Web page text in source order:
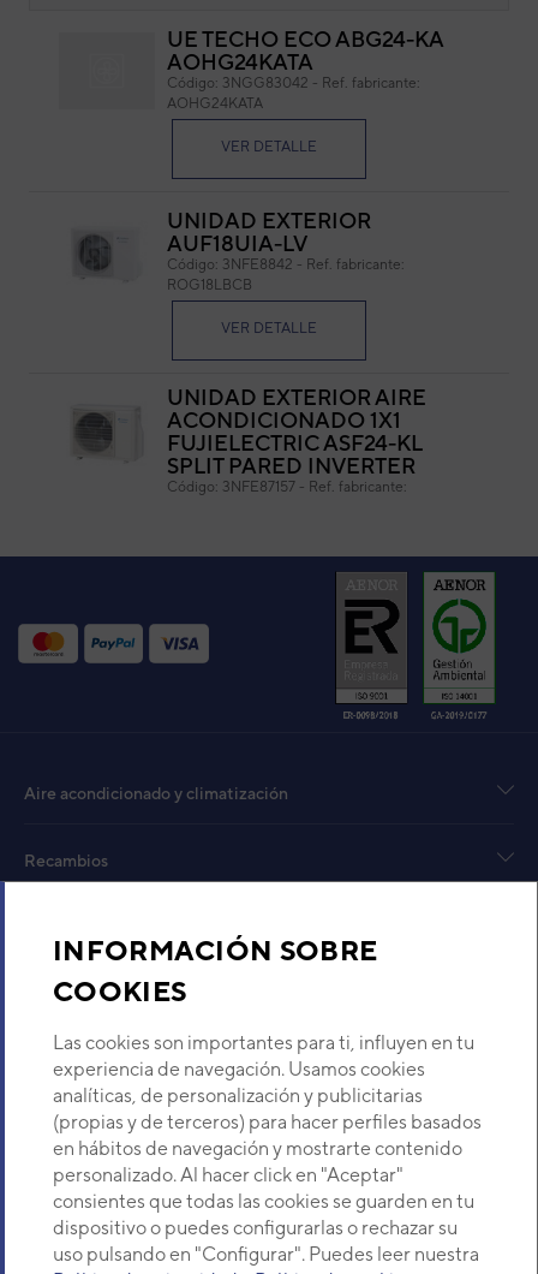
INFORMACIÓN SOBRE
COOKIES
Las cookies son importantes para ti, influyen en tu
experiencia de navegación. Usamos cookies
analíticas, de personalización y publicitarias
(propias y de terceros) para hacer perfiles basados
en hábitos de navegación y mostrarte contenido
personalizado. Al hacer click en "Aceptar"
consientes que todas las cookies se guarden en tu
dispositivo o puedes configurarlas o rechazar su
uso pulsando en "Configurar". Puedes leer nuestra
UE TECHO ECO ABG24-KA
AOHG24KATA
Código: 3NGG83042 - Ref. fabricante:
AOHG24KATA
VER DETALLE
UNIDAD EXTERIOR
AUF18UIA-LV
Código: 3NFE8842 - Ref. fabricante:
ROG18LBCB
VER DETALLE
UNIDAD EXTERIOR AIRE
ACONDICIONADO 1X1
FUJIELECTRIC ASF24-KL
SPLIT PARED INVERTER
Código: 3NFE87157 - Ref. fabricante:
UN. EXTERIOR ASG24UIKLTA
Código:
Ref. fabricante:
UE CASSETTE AUG22-KV
UNIDAD EXTERIOR
ABF18UIA-LV
ROG18LBCB
VER DETALLE
UE CONDUCTO ACF18K-KB
ROG18KBTB
Código:3NFE84002-Ref. fabricante:
ROG18KBTB
Aire acondicionado y climatización
Recambios
Descubre Eurofred
Dónde Estamos
¿Buscas un servicio técnico?
Selecciona provincia